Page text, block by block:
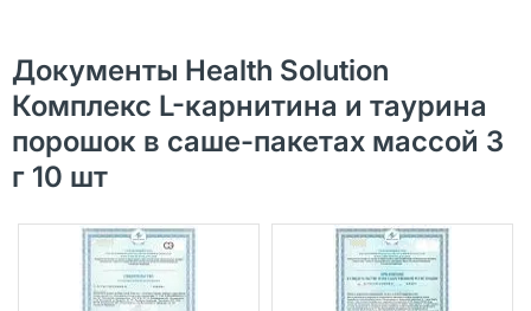
Документы Health Solution
Комплекс L-карнитина и таурина
порошок в саше-пакетах массой 3
г 10 шт